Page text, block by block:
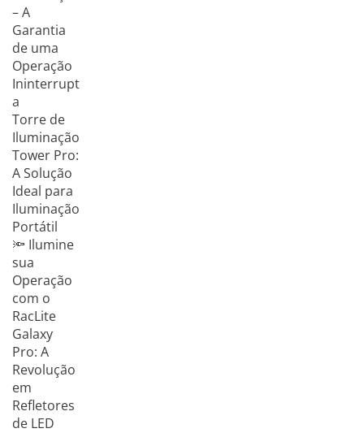
– A
Garantia
de uma
Operação
Ininterrupt
a
Torre de
Iluminação
Tower Pro:
A Solução
Ideal para
Iluminação
Portátil
🔦 Ilumine
sua
Operação
com o
RacLite
Galaxy
Pro: A
Revolução
em
Refletores
de LED